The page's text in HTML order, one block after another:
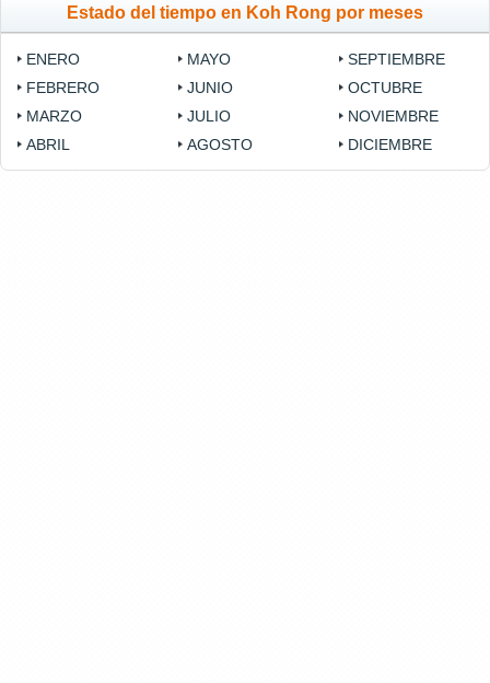
Estado del tiempo en Koh Rong por meses
ENERO
FEBRERO
MARZO
ABRIL
MAYO
JUNIO
JULIO
AGOSTO
SEPTIEMBRE
OCTUBRE
NOVIEMBRE
DICIEMBRE